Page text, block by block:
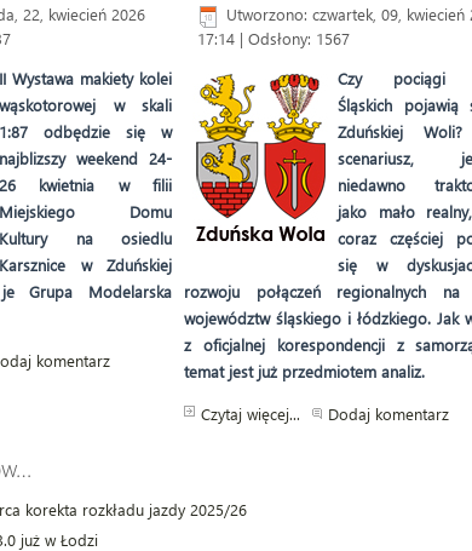
22, kwiecień 2026
II Wystawa makiety kolei
wąskotorowej w skali
1:87 odbędzie się w
najblizszy weekend 24-
26 kwietnia w filii
Miejskiego Domu
Kultury na osiedlu
Karsznice w Zduńskiej
Grupa Modelarska
komentarz
Utworzono: czwartek, 09, kwiecień
17:14 | Odsłony: 1567
Czy pociągi
Śląskich pojawią
Zduńskiej
scenariusz,
niedawno
jako mało
coraz częściej
się w
rozwoju połączeń regionalnych na
województw śląskiego i łódzkiego. Jak
z oficjalnej korespondencji z
temat jest już przedmiotem analiz.
Czytaj więcej... Dodaj komentarz
korekta rozkładu jazdy 2025/26
już w Łodzi